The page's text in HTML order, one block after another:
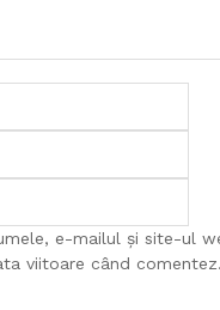
e-mailul și site-ul
viitoare când comentez.